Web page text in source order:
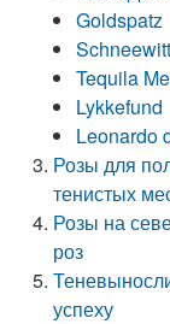
Goldspatz
Tequila
Lykkefund
Leonardo
Розы для
тенистых
Розы на
роз
успеху